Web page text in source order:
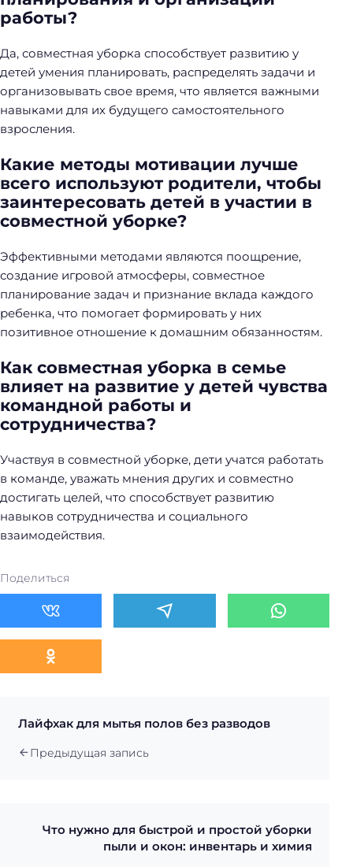
работы?
Да, совместная уборка способствует развитию у
детей умения планировать, распределять задачи и
организовывать свое время, что является важными
навыками для их будущего самостоятельного
взросления.
Какие методы мотивации лучше
всего используют родители, чтобы
заинтересовать детей в участии в
совместной уборке?
Эффективными методами являются поощрение,
создание игровой атмосферы, совместное
планирование задач и признание вклада каждого
ребенка, что помогает формировать у них
позитивное отношение к домашним обязанностям.
Как совместная уборка в семье
влияет на развитие у детей чувства
командной работы и
сотрудничества?
Участвуя в совместной уборке, дети учатся работать
в команде, уважать мнения других и совместно
достигать целей, что способствует развитию
навыков сотрудничества и социального
взаимодействия.
Поделиться
Лайфхак для мытья полов без разводов
Предыдущая запись
Что нужно для быстрой и простой уборки
пыли и окон: инвентарь и химия